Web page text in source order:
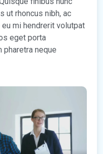
ut rhoncus nibh, ac
mi hendrerit volutpat
eget porta
neque